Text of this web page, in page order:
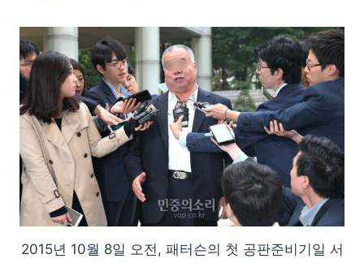
2015년 10월 8일 오전, 패터슨의 첫 공판준비기일 서